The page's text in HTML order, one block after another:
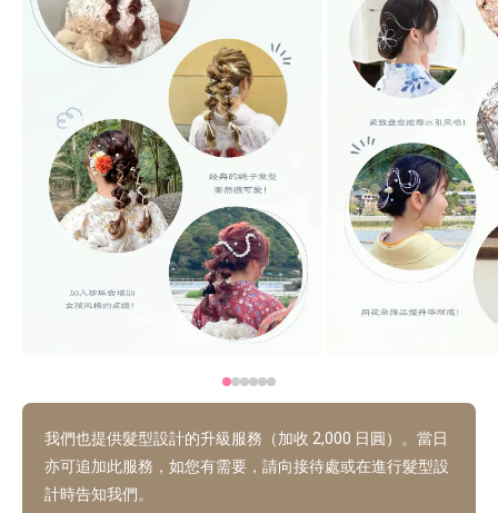
我們也提供髮型設計的升級服務（加收 2,000 日圓）。當日
亦可追加此服務，如您有需要，請向接待處或在進行髮型設
計時告知我們。